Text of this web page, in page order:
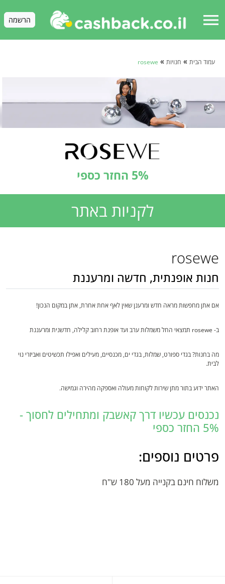
menu הרשמה
עמוד הבית » חנויות »
rosewe
5% החזר כספי
לקניות באתר
rosewe
חנות אופנתית, חדשה ומרעננת
אם אתן מחפשות מראה חדש ומרענן שאין לאף אחת אחרת, אתן במקום הנכון!
ב- rosewe תמצאי החל משמלות ערב ועד אופנת רחוב קלילה, חדשנית ומרעננת
מה בחנות? בגדי ספורט, שמלות, בגדי ים, מכנסיים, מעילים ואפילו תכשיטים ואביזרי נוי
לבית.
האתר ידוע בתור מתן שירות לקוחות מעולה ואספקה מהירה וגמישה.
נכנסים עכשיו דרך קאשבק ומתחילים לחסוך -
5% החזר כספי
פרטים נוספים:
משלוח חינם בקנייה מעל 180 ש"ח